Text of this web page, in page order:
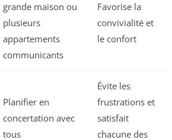
grande maison ou
plusieurs
appartements
communicants
Favorise la
convivialité et
le confort
Planifier en
concertation avec
tous
Évite les
frustrations et
satisfait
chacune des